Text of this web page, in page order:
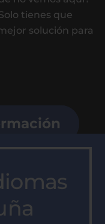
tienes que
solución para